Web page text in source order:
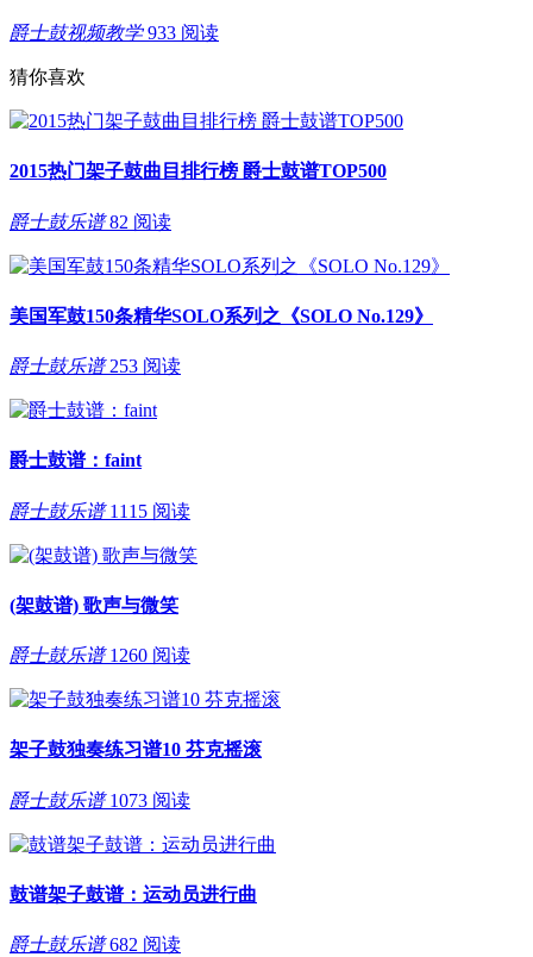
爵士鼓视频教学 933 阅读
猜你喜欢
2015热门架子鼓曲目排行榜 爵士鼓谱TOP500
爵士鼓乐谱 82 阅读
美国军鼓150条精华SOLO系列之《SOLO No.129》
爵士鼓乐谱 253 阅读
爵士鼓谱：faint
爵士鼓乐谱 1115 阅读
(架鼓谱) 歌声与微笑
爵士鼓乐谱 1260 阅读
架子鼓独奏练习谱10 芬克摇滚
爵士鼓乐谱 1073 阅读
鼓谱架子鼓谱：运动员进行曲
爵士鼓乐谱 682 阅读